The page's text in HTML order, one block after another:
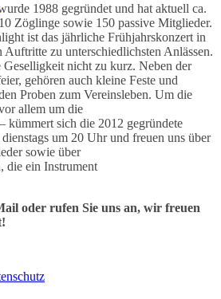
1988 gegründet und hat aktuell ca.
Zöglinge sowie 150 passive Mitglieder.
ist das jährliche Frühjahrskonzert in
zu unterschiedlichsten Anlässen.
nicht zu kurz. Neben der
gehören auch kleine Feste und
Proben zum Vereinsleben. Um die
allem um die
kümmert sich die 2012 gegründete
um 20 Uhr und freuen uns über
sowie über
die ein Instrument
oder rufen Sie uns an, wir freuen